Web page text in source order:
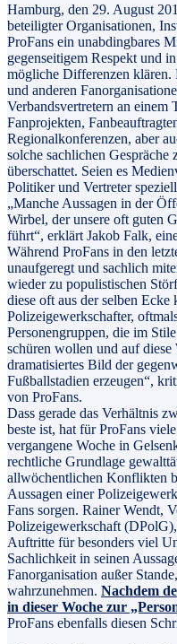
Hamburg, den 29. August
beteiligter Organisationen,
ProFans ein unabdingbares
gegenseitigem Respekt und
mögliche Differenzen klären.
und anderen
Verbandsvertretern an einem
Fanprojekten,
Regionalkonferenzen, aber
solche sachlichen
überschattet. Seien es
Politiker und Vertreter
„Manche Aussagen in der
Wirbel, der unsere oft guten
führt“, erklärt Jakob Falk,
Während ProFans in den
unaufgeregt und sachlich
wieder zu populistischen
diese oft aus der selben
Polizeigewerkschafter,
Personengruppen, die im
schüren wollen und auf
dramatisiertes Bild der
Fußballstadien erzeugen“,
von ProFans.
Dass gerade das Verhältnis
beste ist, hat für ProFans
vergangene Woche in
rechtliche Grundlage
allwöchentlichen Konflikten
Aussagen einer
Fans sorgen. Rainer Wendt,
Polizeigewerkschaft
Auftritte für besonders viel
Sachlichkeit in seinen
Fanorganisation außer
wahrzunehmen. Nachdem
in dieser Woche zur
ProFans ebenfalls diesen